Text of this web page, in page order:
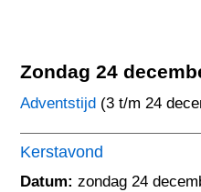
Zondag 24
Adventstijd (3 t/m 24
Kerstavond
Datum: zondag 24